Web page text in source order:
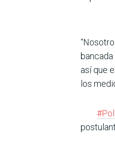
bancada
así que
los